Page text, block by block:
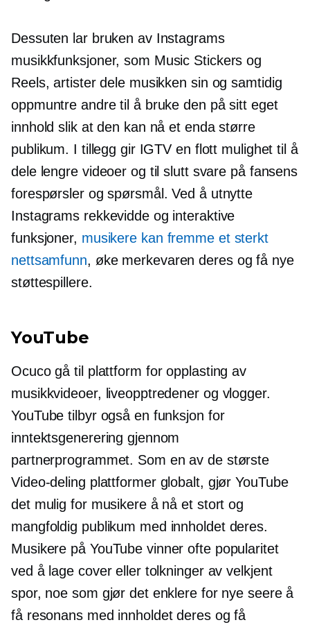
Dessuten lar bruken av Instagrams
musikkfunksjoner, som Music Stickers og
Reels, artister dele musikken sin og samtidig
oppmuntre andre til å bruke den på sitt eget
innhold slik at den kan nå et enda større
publikum. I tillegg gir IGTV en flott mulighet til å
dele lengre videoer og til slutt svare på fansens
forespørsler og spørsmål. Ved å utnytte
Instagrams rekkevidde og interaktive
funksjoner, musikere kan fremme et sterkt
nettsamfunn, øke merkevaren deres og få nye
støttespillere.
YouTube
Ocucogå til plattform for opplasting av
musikkvideoer, liveopptredener og vlogger.
YouTube tilbyr også en funksjon for
inntektsgenerering gjennom
partnerprogrammet. Som en av de største
Video-deling plattformer globalt, gjør YouTube
det mulig for musikere å nå et stort og
mangfoldig publikum med innholdet deres.
Musikere på YouTube vinner ofte popularitet
ved å lage cover eller tolkninger avvelkjent
spor, noe som gjør det enklere for nye seere å
få resonans med innholdet deres og få